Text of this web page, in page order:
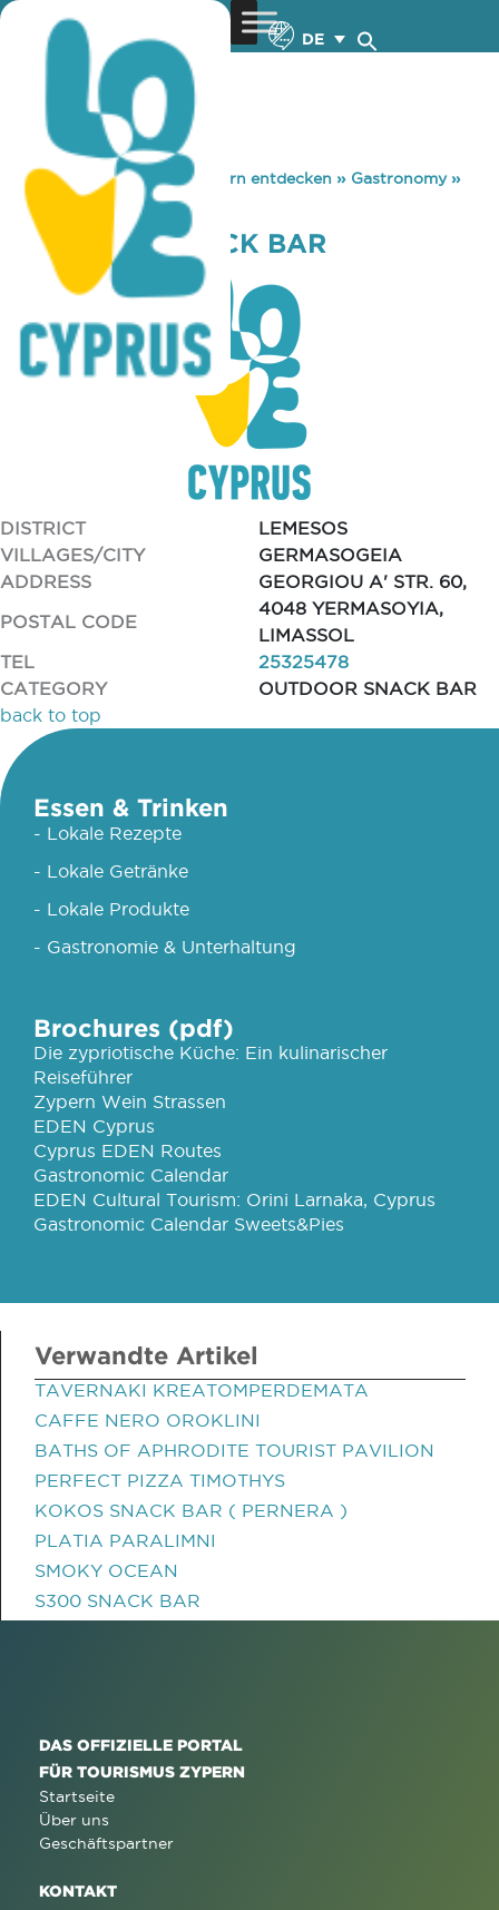
DE
You are here: Home »Zypern entdecken » Gastronomy»
BEYROUTY SNACK BAR
BEYROUTY SNACK BAR
DISTRICT
LEMESOS
VILLAGES/CITY
GERMASOGEIA
ADDRESS
GEORGIOU A' STR. 60,
POSTAL CODE
4048 YERMASOYIA,
LIMASSOL
TEL
25325478
CATEGORY
OUTDOOR SNACK BAR
back to top
Essen & Trinken
- Lokale Rezepte
- Lokale Getränke
- Lokale Produkte
- Gastronomie & Unterhaltung
Brochures (pdf)
Die zypriotische Küche: Ein kulinarischer
Reiseführer
Zypern Wein Strassen
EDEN Cyprus
Cyprus EDEN Routes
Gastronomic Calendar
EDEN Cultural Tourism: Orini Larnaka, Cyprus
Gastronomic Calendar Sweets&Pies
Verwandte Artikel
TAVERNAKI KREATOMPERDEMATA
CAFFE NERO OROKLINI
BATHS OF APHRODITE TOURIST PAVILION
PERFECT PIZZA TIMOTHYS
KOKOS SNACK BAR ( PERNERA )
PLATIA PARALIMNI
SMOKY OCEAN
S300 SNACK BAR
DAS OFFIZIELLE PORTAL
FÜR TOURISMUS ZYPERN
Startseite
Über uns
Geschäftspartner
KONTAKT